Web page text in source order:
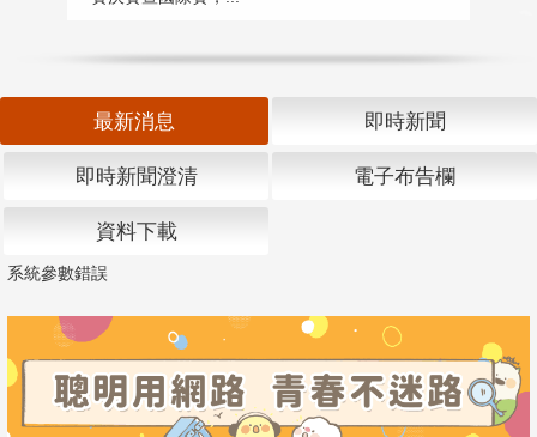
最新消息 即時新聞
即時新聞澄清 電子布告欄
資料下載
系統參數錯誤